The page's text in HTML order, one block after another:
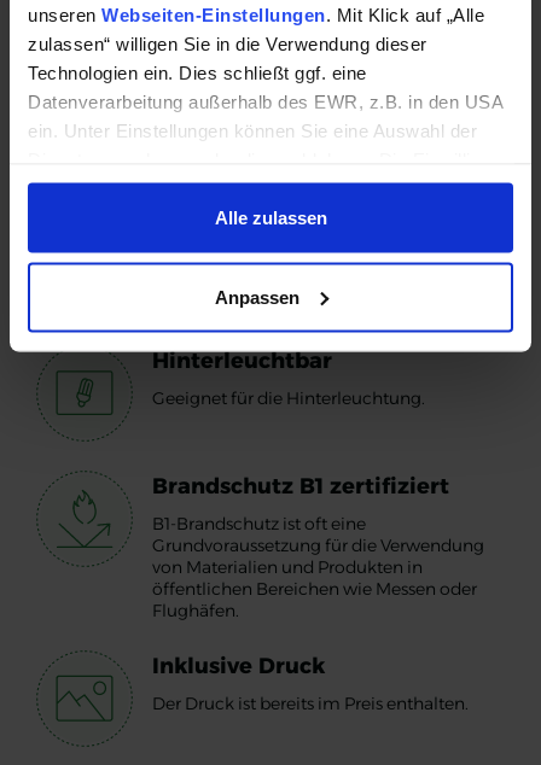
unseren Webseiten-Einstellungen . Mit Klick auf „Alle
zulassen“ willigen Sie in die Verwendung dieser
Technologien ein. Dies schließt ggf. eine
Datenverarbeitung außerhalb des EWR, z.B. in den USA
ein. Unter Einstellungen können Sie eine Auswahl der
können Sie jederzeit mit Wirkung für die Zukunft einzeln
widerrufen oder ändern.
Datenschutzhinweise
Alle zulassen
Anpassen
Markenidentität stärkt.
Perfekte Parameter und tolle Materialien
Empfohlen für die Verwendung in
Innenräumen.
Hinterleuchtbar
Geeignet für die Hinterleuchtung.
Brandschutz B1 zertifiziert
B1-Brandschutz ist oft eine
Grundvoraussetzung für die Verwendung
von Materialien und Produkten in
öffentlichen Bereichen wie Messen oder
Flughäfen.
Inklusive Druck
Der Druck ist bereits im Preis enthalten.